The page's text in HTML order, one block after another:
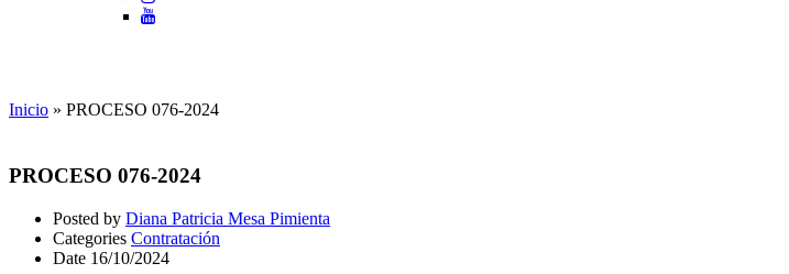
Inicio » PROCESO 076-2024
PROCESO 076-2024
Posted by Diana Patricia Mesa Pimienta
Categories Contratación
Date 16/10/2024